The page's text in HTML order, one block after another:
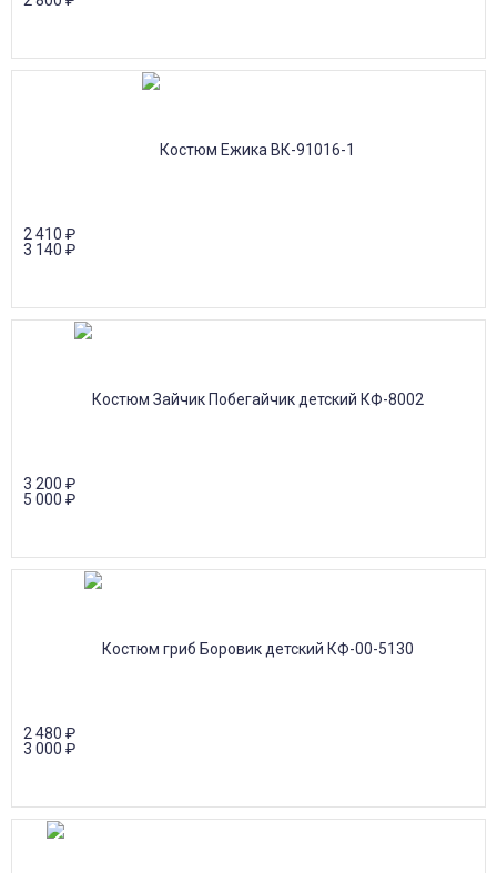
2 410 ₽
3 140 ₽
3 200 ₽
5 000 ₽
2 480 ₽
3 000 ₽